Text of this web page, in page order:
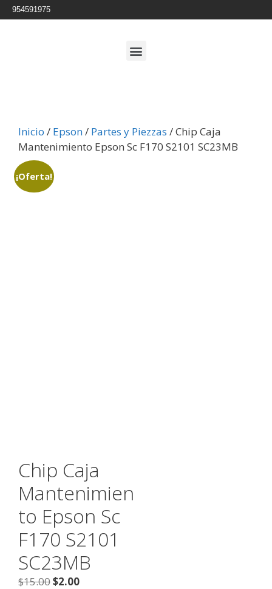
954591975
Inicio / Epson/ Partes y Piezzas / Chip Caja
Mantenimiento Epson Sc F170 S2101 SC23MB
¡Oferta!
Chip Caja
Mantenimien
to Epson Sc
F170 S2101
SC23MB
$15.00$2.00